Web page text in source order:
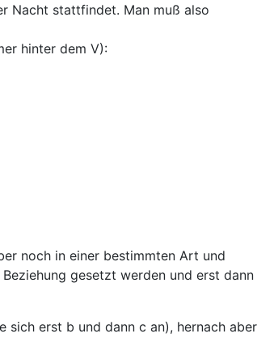
Nacht stattfindet. Man muß also
hinter dem V):
noch in einer bestimmten Art und
gesetzt werden und erst dann
sich erst b und dann c an), hernach aber